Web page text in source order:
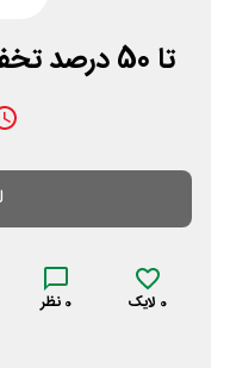
تا 50 درصد تخفیف روز معلم نوین چرم
0 لایک 0 نظر